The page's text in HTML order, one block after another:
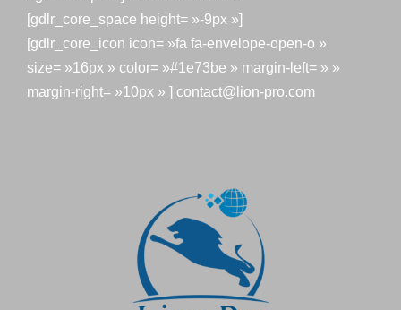
[gdlr_core_space height= »-9px »]
[gdlr_core_icon icon= »fa fa-envelope-open-o »
size= »16px » color= »#1e73be » margin-left= » »
margin-right= »10px » ] contact@lion-pro.com